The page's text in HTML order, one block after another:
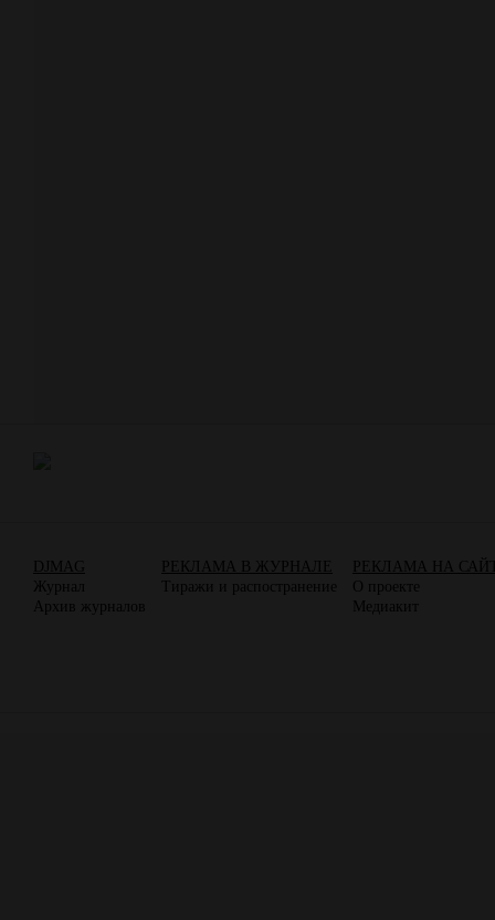
DJMAG
Журнал
Архив журналов
РЕКЛАМА В ЖУРНАЛЕ
Тиражи и распостранение
РЕКЛАМА НА
О проекте
Медиакит